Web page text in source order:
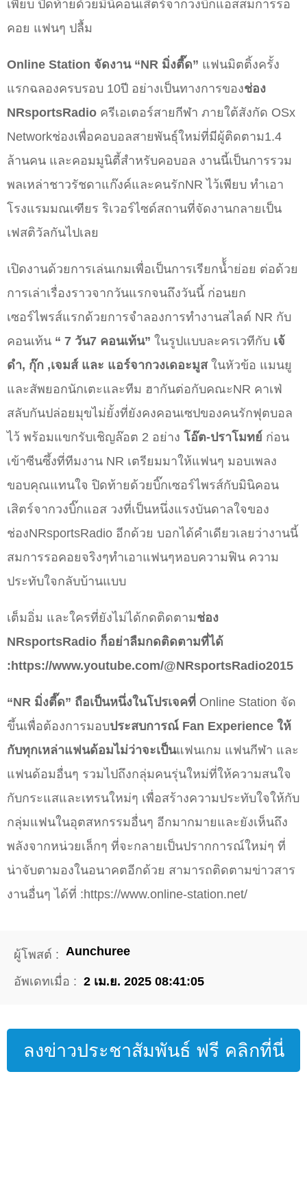
เพียบ ปิดท้ายด้วยมินิคอนเสิตร์จากวงบิ๊กแอสสมการรอ
คอย แฟนๆ ปลื้ม
Online Station จัดงาน “NR มิ่งตี๊ด” แฟนมิตติ้งครั้ง
แรกฉลองครบรอบ 10ปี อย่างเป็นทางการของช่อง
NRsportsRadio ครีเอเตอร์สายกีฬา ภายใต้สังกัด OSx
Networkช่องเพื่อคอบอลสายพันธุ์ใหม่ที่มีผู้ติดตาม1.4
ล้านคน และคอมมูนิตี้สำหรับคอบอล งานนี้เป็นการรวม
พลเหล่าชาวรัชดาแก๊งค์และคนรักNR ไว้เพียบ ทำเอา
โรงแรมมณเฑียร ริเวอร์ไซด์สถานที่จัดงานกลายเป็น
เฟสติวัลกันไปเลย
เปิดงานด้วยการเล่นเกมเพื่อเป็นการเรียกน้้ำย่อย ต่อด้วย
การเล่าเรื่องราวจากวันแรกจนถึงวันนี้ ก่อนยก
เซอร์ไพรส์แรกด้วยการจำลองการทำงานสไลต์ NR กับ
คอนเท้น “ 7 วัน7 คอนเท้น” ในรูปแบบละครเวทีกับ เจ้
ดำ, กุ๊ก ,เจมส์ และ แอร์จากวงเดอะมูส ในหัวข้อ แมนยู
และสัพยอกนักเตะและทีม ฮากันต่อกับคณะNR คาเฟ่
สลับกันปล่อยมุขไม่ยั้งที่ยังคงคอนเซปของคนรักฟุตบอล
ไว้ พร้อมแขกรับเชิญล๊อต 2 อย่าง โอ๊ต-ปราโมทย์ ก่อน
เข้าซีนซึ้งที่ทีมงาน NR เตรียมมาให้แฟนๆ มอบเพลง
ขอบคุณแทนใจ ปิดท้ายด้วยบิ๊กเซอร์ไพรส์กับมินิคอน
เสิตร์จากวงบิ๊กแอส วงที่เป็นหนึ่งแรงบันดาลใจของ
ช่องNRsportsRadio อีกด้วย บอกได้คำเดียวเลยว่างานนี้
สมการรอคอยจริงๆทำเอาแฟนๆหอบความฟิน ความ
ประทับใจกลับบ้านแบบ
เต็มอิ่ม และใครที่ยังไม่ได้กดติดตามช่อง
NRsportsRadio ก็อย่าลืมกดติดตามที่ได้
: https://www.youtube.com/@NRsportsRadio2015
“NR มิ่งตี๊ด” ถือเป็นหนึ่งในโปรเจคที่ Online Station จัด
ขึ้นเพื่อต้องการมอบประสบการณ์ Fan Experience ให้
กับทุกเหล่าแฟนด้อมไม่ว่าจะเป็นแฟนเกม แฟนกีฬา และ
แฟนด้อมอื่นๆ รวมไปถึงกลุ่มคนรุ่นใหม่ที่ให้ความสนใจ
กับกระแสและเทรนใหม่ๆ เพื่อสร้างความประทับใจให้กับ
กลุ่มแฟนในอุตสหกรรมอื่นๆ อีกมากมายและยังเห็นถึง
พลังจากหน่วยเล็กๆ ที่จะกลายเป็นปรากการณ์ใหม่ๆ ที่
น่าจับตามองในอนาคตอีกด้วย สามารถติดตามข่าวสาร
งานอื่นๆ ได้ที่ :https://www.online-station.net/
ผู้โพสต์ : Aunchuree
อัพเดทเมื่อ : 2 เม.ย. 2025 08:41:05
ลงข่าวประชาสัมพันธ์ ฟรี คลิกที่นี่